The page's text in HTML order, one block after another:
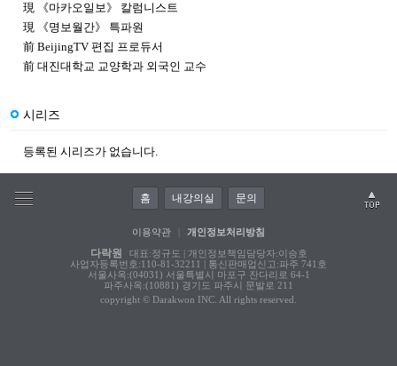
現 《마카오일보》 칼럼니스트
現 《명보월간》 특파원
前 BeijingTV 편집 프로듀서
前 대진대학교 교양학과 외국인 교수
시리즈
등록된 시리즈가 없습니다.
홈 내강의실 문의
이용약관 개인정보처리방침
다락원
대표:정규도 | 개인정보책임담당자:이승호
사업자등록번호:110-81-32211 | 통신판매업신고:파주 741호
서울사옥:(04031) 서울특별시 마포구 잔다리로 64-1
파주사옥:(10881) 경기도 파주시 문발로 211
copyright © Darakwon INC. All rights reserved.